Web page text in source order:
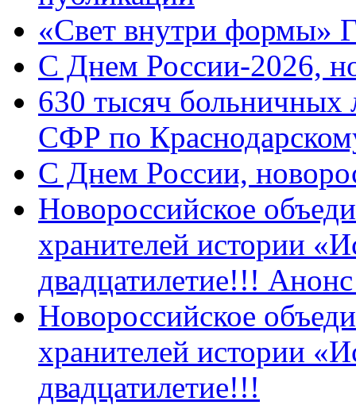
«Свет внутри формы»
C Днем России-2026,
630 тысяч больничных
СФР по
C Днем России,
Новороссийское
хранителей истории
двадцатилетие!!!
Новороссийское
хранителей истории
двадцатилетие!!!